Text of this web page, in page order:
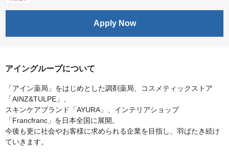
Apply Now
アイングループについて
「アイン薬局」をはじめとした調剤薬局、コスメティックストア
「AINZ&TULPE」、
スキンケアブランド「AYURA」、インテリアショップ
「Francfranc」を日本全国に展開。
今後も更に社会やお客様に求められる企業を目指し、羽ばたき続け
ていきます。